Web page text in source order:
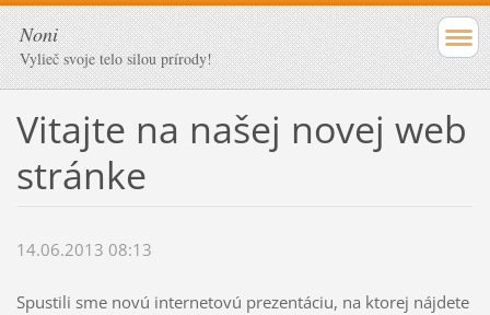
Noni
Vylieč svoje telo silou prírody!
Vitajte na našej novej web
stránke
14.06.2013 08:13
Spustili sme novú internetovú prezentáciu, na ktorej nájdete